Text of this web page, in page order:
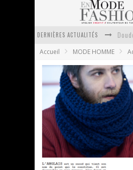
DERNIÈRES ACTUALITÉS
Accueil MODE HOMME
Golden Hook s’installe à
seulement !